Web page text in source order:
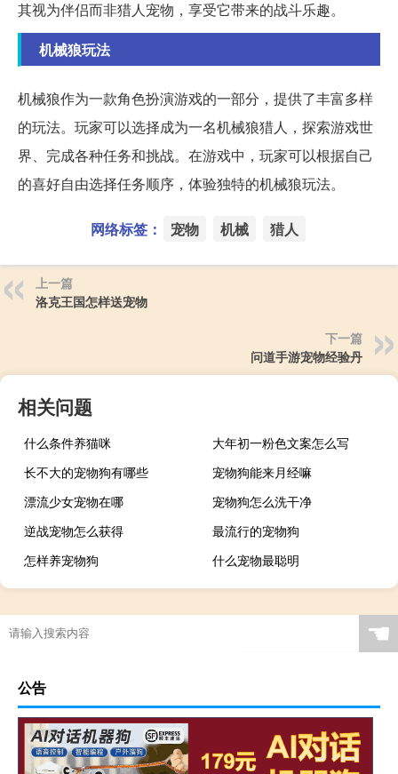
其视为伴侣而非猎人宠物，享受它带来的战斗乐趣。
机械狼玩法
机械狼作为一款角色扮演游戏的一部分，提供了丰富多样
的玩法。玩家可以选择成为一名机械狼猎人，探索游戏世
界、完成各种任务和挑战。在游戏中，玩家可以根据自己
的喜好自由选择任务顺序，体验独特的机械狼玩法。
网络标签： 宠物 机械 猎人
上一篇
洛克王国怎样送宠物
下一篇
问道手游宠物经验丹
相关问题
什么条件养猫咪
大年初一粉色文案怎么写
长不大的宠物狗有哪些
宠物狗能来月经嘛
漂流少女宠物在哪
宠物狗怎么洗干净
逆战宠物怎么获得
最流行的宠物狗
怎样养宠物狗
什么宠物最聪明
☚
公告